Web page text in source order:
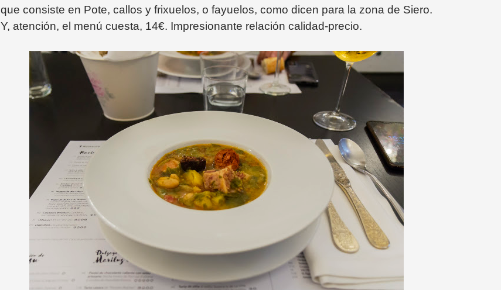
que consiste en Pote, callos y frixuelos, o fayuelos, como dicen para la zona de Siero.
Y, atención, el menú cuesta, 14€. Impresionante relación calidad-precio.